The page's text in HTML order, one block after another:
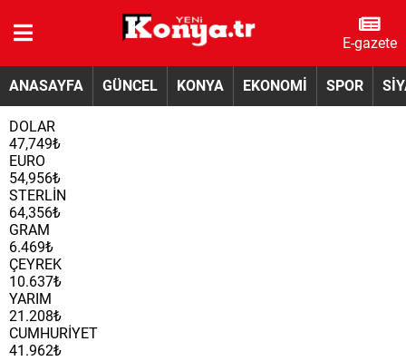
E-gazete
ANASAYFA GÜNCEL KONYA EKONOMİ SPOR
DOLAR
47,749₺
EURO
54,956₺
STERLİN
64,356₺
GRAM
6.469₺
ÇEYREK
10.637₺
YARIM
21.208₺
CUMHURİYET
41.962₺